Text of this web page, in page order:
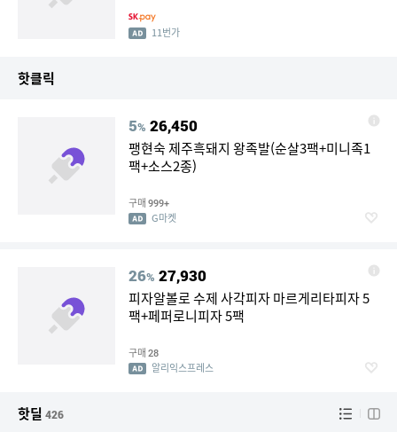
11번가
핫클릭
5% 26,450
팽현숙 제주흑돼지 왕족발(순살3팩+미니족1
팩+소스2종)
구매 999+
G마켓
26% 27,930
피자알볼로 수제 사각피자 마르게리타피자 5
팩+페퍼로니피자 5팩
구매 28
알리익스프레스
핫딜 426